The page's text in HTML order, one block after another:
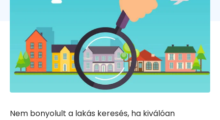
Nem bonyolult a lakás keresés, ha kiválóan